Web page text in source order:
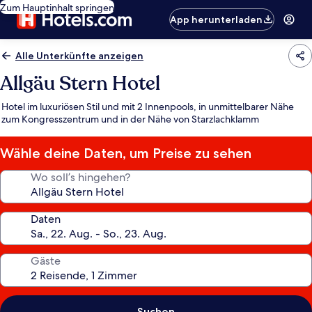
Zum Hauptinhalt springen
App herunterladen
Alle Unterkünfte anzeigen
Allgäu Stern Hotel
Hotel im luxuriösen Stil und mit 2 Innenpools, in unmittelbarer Nähe
zum Kongresszentrum und in der Nähe von Starzlachklamm
Wähle deine Daten, um Preise zu sehen
Wo soll’s hingehen?
Daten
Gäste